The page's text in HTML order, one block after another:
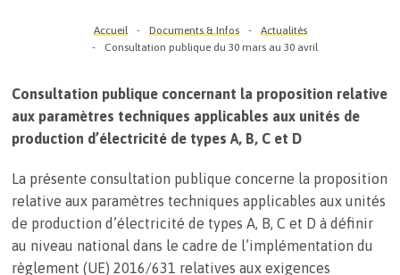
Accueil Documents & Infos
Actualités
Consultation publique du 30 mars au 30 avril
Consultation publique concernant la proposition relative
aux paramètres techniques applicables aux unités de
production d’électricité de types A, B, C et D
La présente consultation publique concerne la proposition
relative aux paramètres techniques applicables aux unités
de production d’électricité de types A, B, C et D à définir
au niveau national dans le cadre de l’implémentation du
règlement (UE) 2016/631 relatives aux exigences